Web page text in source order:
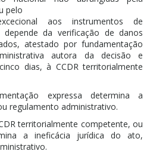
pelo
aos instrumentos de
depende da verificação de danos
atestado por fundamentação
autora da decisão e
dias, à CCDR territorialmente
expressa determina a
regulamento administrativo.
territorialmente competente, ou
a ineficácia jurídica do ato,